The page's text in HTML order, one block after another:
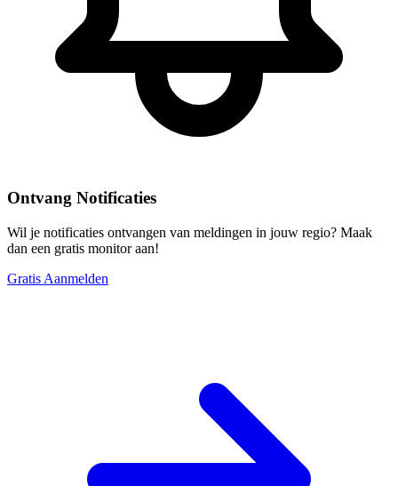
Ontvang Notificaties
Wil je notificaties ontvangen van meldingen in jouw regio? Maak
dan een gratis monitor aan!
Gratis Aanmelden